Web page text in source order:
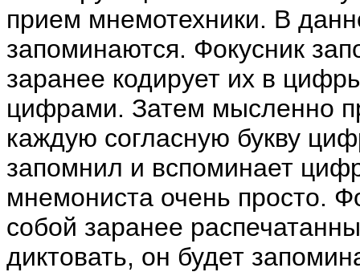
прием мнемотехники. В
запоминаются. Фокусник
заранее кодирует их в
цифрами. Затем мысленно
каждую согласную букву
запомнил и вспоминает
мнемониста очень просто.
собой заранее
диктовать, он будет